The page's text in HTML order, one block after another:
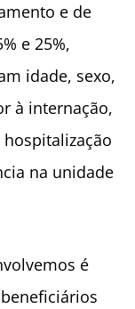
e de
e 25%,
idade, sexo,
à internação,
na unidade
é